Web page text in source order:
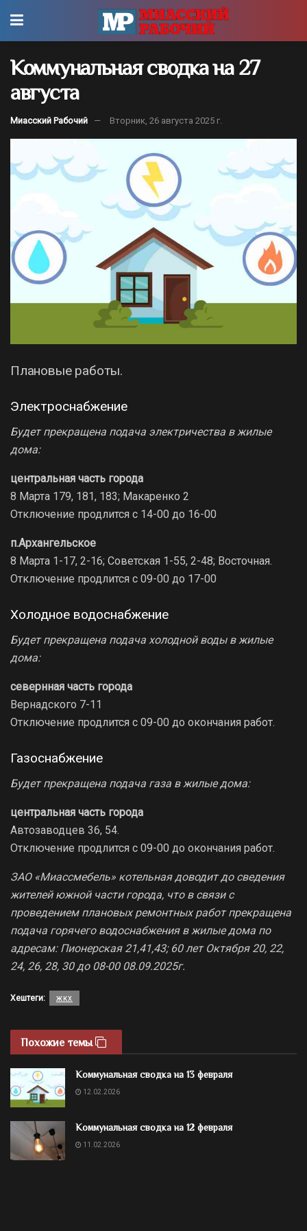
Коммунальная сводка на 27
августа
Миасский Рабочий Вторник, 26 августа 2025 г.
Плановые работы.
Электроснабжение
Будет прекращена подача электричества в жилые
дома:
центральная часть города
8 Марта 179, 181, 183; Макаренко 2
Отключение продлится с 14-00 до 16-00
п.Архангельское
8 Марта 1-17, 2-16; Советская 1-55, 2-48; Восточная.
Отключение продлится с 09-00 до 17-00
Холодное водоснабжение
Будет прекращена подача холодной воды в жилые
дома:
севернная часть города
Вернадского 7-11
Отключение продлится с 09-00 до окончания работ.
Газоснабжение
Будет прекращена подача газа в жилые дома:
центральная часть города
Автозаводцев 36, 54.
Отключение продлится с 09-00 до окончания работ.
ЗАО «Миассмебель» котельная доводит до сведения
жителей южной части города, что в связи с
проведением плановых ремонтных работ прекращена
подача горячего водоснабжения в жилые дома по
адресам: Пионерская 21,41,43; 60 лет Октября 20, 22,
24, 26, 28, 30 до 08-00 08.09.2025г.
Хештеги: жкх
Похожие темы
Коммунальная сводка на 13 февраля
12.02.2026
Коммунальная сводка на 12 февраля
11.02.2026